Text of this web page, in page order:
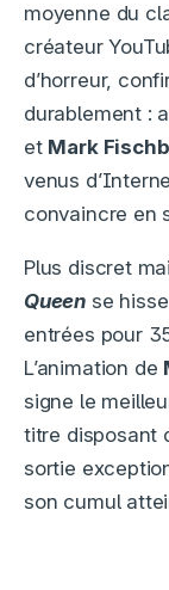
moyenne du
créateur
d’horreur,
durablement :
et Mark
venus
convaincre en
Plus discret
Queen se
entrées pour
L’animation de
signe le
titre disposant
sortie
son cumul